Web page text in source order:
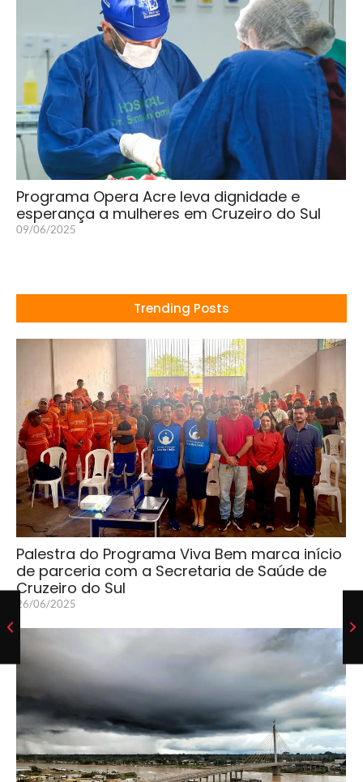
Programa Opera Acre leva dignidade e
esperança a mulheres em Cruzeiro do Sul
09/06/2025
Trending Posts
Palestra do Programa Viva Bem marca início
de parceria com a Secretaria de Saúde de
Cruzeiro do Sul
26/06/2025